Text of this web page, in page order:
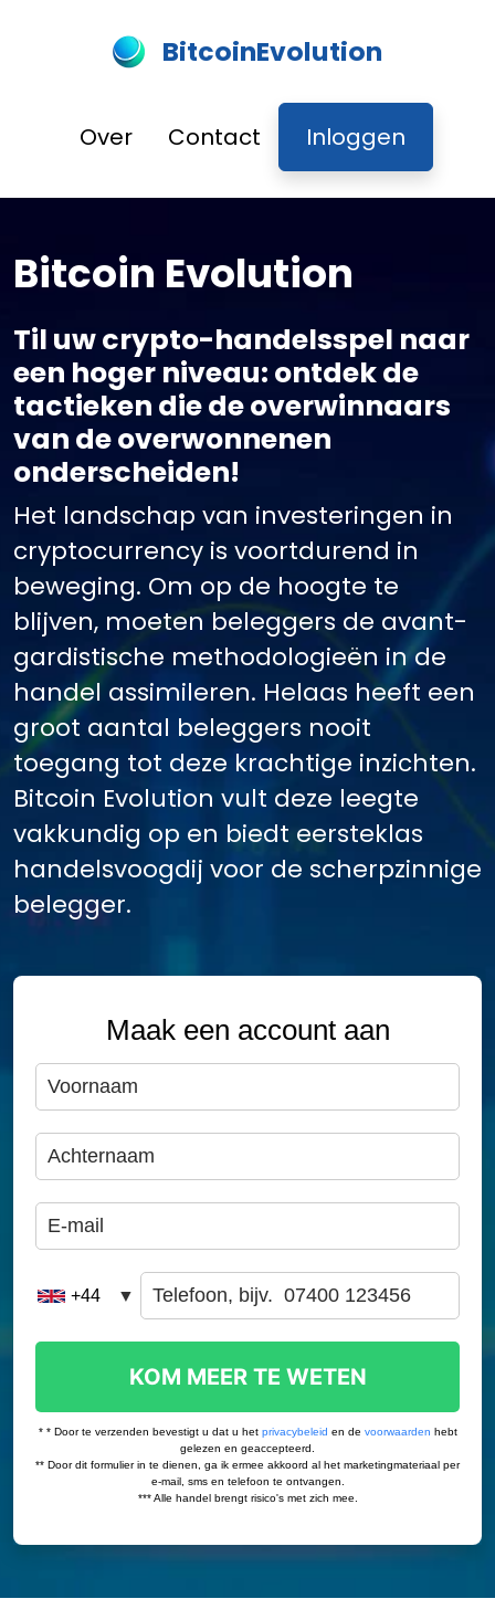
BitcoinEvolution
Over Contact Inloggen
Bitcoin Evolution
Til uw crypto-handelsspel naar
een hoger niveau: ontdek de
tactieken die de overwinnaars
van de overwonnenen
onderscheiden!
Het landschap van investeringen in
cryptocurrency is voortdurend in
beweging. Om op de hoogte te
blijven, moeten beleggers de avant-
gardistische methodologieën in de
handel assimileren. Helaas heeft een
groot aantal beleggers nooit
toegang tot deze krachtige inzichten.
Bitcoin Evolution vult deze leegte
vakkundig op en biedt eersteklas
handelsvoogdij voor de scherpzinnige
belegger.